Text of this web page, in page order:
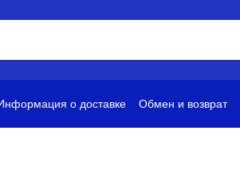
о доставке Обмен и возврат